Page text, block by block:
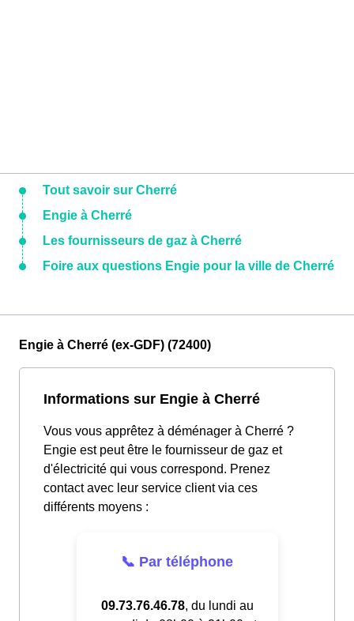
Tout savoir sur Cherré
Engie à Cherré
Les fournisseurs de gaz à Cherré
Foire aux questions Engie pour la ville de Cherré
Engie à Cherré (ex-GDF) (72400)
Informations sur Engie à Cherré
Vous vous apprêtez à déménager à Cherré ?
Engie est peut être le fournisseur de gaz et
d'électricité qui vous correspond. Prenez
contact avec leur service client via ces
différents moyens :
📞 Par téléphone
09.73.76.46.78, du lundi au